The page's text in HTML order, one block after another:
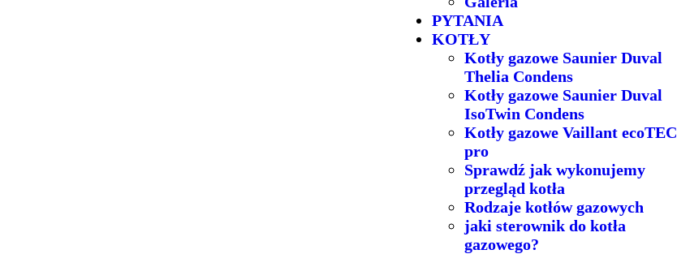
PYTANIA
KOTŁY
Kotły gazowe Saunier Duval
Thelia Condens
Kotły gazowe Saunier Duval
IsoTwin Condens
Kotły gazowe Vaillant ecoTEC
pro
Sprawdź jak wykonujemy
przegląd kotła
Rodzaje kotłów gazowych
jaki sterownik do kotła
gazowego?